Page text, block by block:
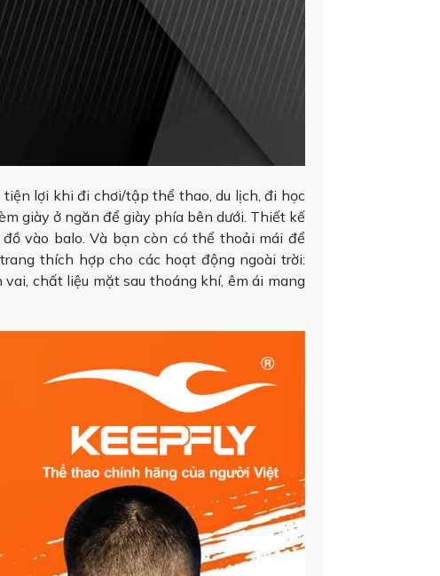
lợi khi đi chơi/tập thể thao, du lịch, đi học
giày ở ngăn để giày phía bên dưới. Thiết kế
vào balo. Và bạn còn có thể thoải mái để
thích hợp cho các hoạt động ngoài trời:
chất liệu mặt sau thoáng khí, êm ái mang